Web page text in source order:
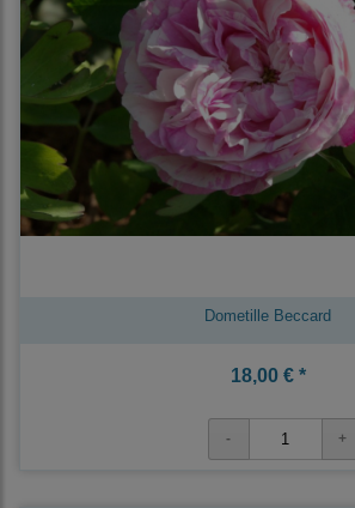
Dometille Beccard
18,00 € *